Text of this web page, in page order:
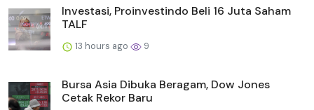
Investasi, Proinvestindo Beli 16 Juta Saham
TALF
13 hours ago 9
Bursa Asia Dibuka Beragam, Dow Jones
Cetak Rekor Baru